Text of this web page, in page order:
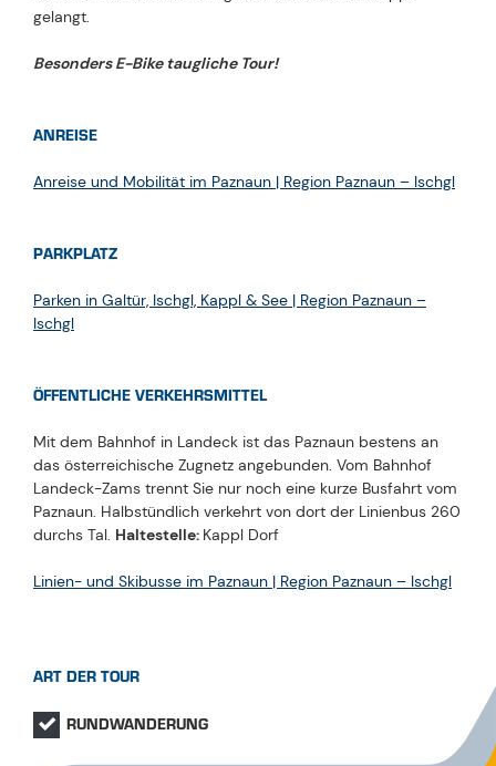
gelangt.
Besonders E-Bike taugliche Tour!
ANREISE
Anreise und Mobilität im Paznaun | Region Paznaun – Ischgl
PARKPLATZ
Parken in Galtür, Ischgl, Kappl & See | Region Paznaun –
Ischgl
ÖFFENTLICHE VERKEHRSMITTEL
Mit dem Bahnhof in Landeck ist das Paznaun bestens an
das österreichische Zugnetz angebunden. Vom Bahnhof
Landeck-Zams trennt Sie nur noch eine kurze Busfahrt vom
Paznaun. Halbstündlich verkehrt von dort der Linienbus 260
durchs Tal. Haltestelle: Kappl Dorf
Linien- und Skibusse im Paznaun | Region Paznaun – Ischgl
ART DER TOUR
RUNDWANDERUNG